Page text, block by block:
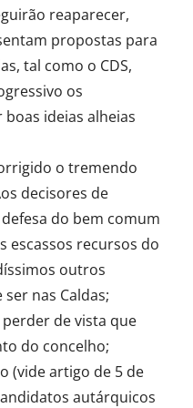
reaparecer,
propostas para
tal como o CDS,
os
ideias alheias
o tremendo
decisores de
do bem comum
escassos recursos do
outros
nas Caldas;
de vista que
do concelho;
(vide artigo de 5 de
autárquicos